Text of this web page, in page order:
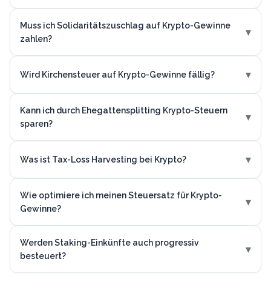
Muss ich Solidaritätszuschlag auf Krypto-Gewinne
zahlen?
▾
Wird Kirchensteuer auf Krypto-Gewinne fällig? ▾
Kann ich durch Ehegattensplitting Krypto-Steuern
sparen?
▾
Was ist Tax-Loss Harvesting bei Krypto? ▾
Wie optimiere ich meinen Steuersatz für Krypto-
Gewinne?
▾
Werden Staking-Einkünfte auch progressiv
besteuert?
▾